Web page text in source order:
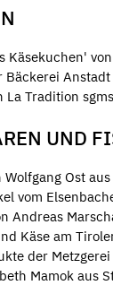
Käsekuchen'
Bäckerei
La Tradition
UND
Ost
vom
Andreas
Käse am
der
Mamok aus